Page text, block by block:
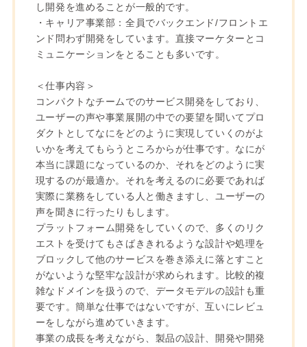
し開発を進めることが一般的です。
・キャリア事業部：全員でバックエンド/フロントエ
ンド問わず開発をしています。直接マーケターとコ
ミュニケーションをとることも多いです。
＜仕事内容＞
コンパクトなチームでのサービス開発をしており、
ユーザーの声や事業展開の中での要望を聞いてプロ
ダクトとしてなにをどのように実現していくのがよ
いかを考えてもらうところからが仕事です。なにが
本当に課題になっているのか、それをどのように実
現するのが最適か。それを考えるのに必要であれば
実際に業務をしている人と働きますし、ユーザーの
声を聞きに行ったりもします。
プラットフォーム開発をしていくので、多くのリク
エストを受けてもさばききれるような設計や処理を
ブロックして他のサービスを巻き添えに落とすこと
がないような堅牢な設計が求められます。比較的複
雑なドメインを扱うので、データモデルの設計も重
要です。簡単な仕事ではないですが、互いにレビュ
ーをしながら進めていきます。
事業の成長を考えながら、製品の設計、開発や開発